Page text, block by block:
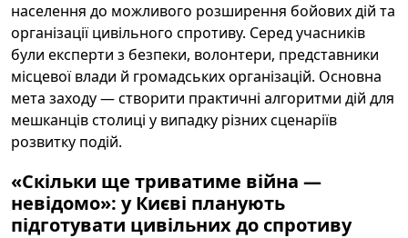
населення до можливого розширення бойових дій та
організації цивільного спротиву. Серед учасників
були експерти з безпеки, волонтери, представники
місцевої влади й громадських організацій. Основна
мета заходу — створити практичні алгоритми дій для
мешканців столиці у випадку різних сценаріїв
розвитку подій.
«Скільки ще триватиме війна —
невідомо»: уКиєві планують
підготувати цивільнихдо спротиву